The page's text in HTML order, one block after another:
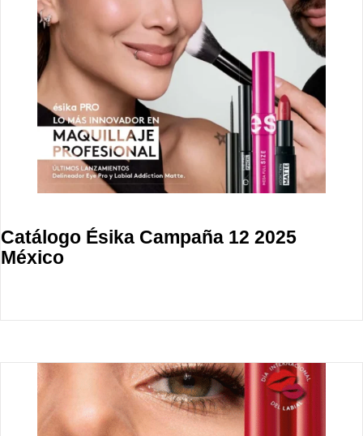
Catálogo Ésika Campaña 12 2025
México